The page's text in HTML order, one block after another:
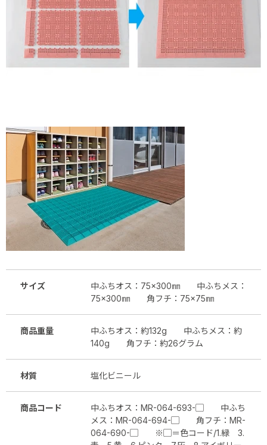
サイズ
中ふちオス：75×300㎜ 中ふちメス：
75×300㎜ 角フチ：75×75㎜
商品重量
中ふちオス：約132g 中ふちメス：約
140g 角フチ：約26グラム
材質 塩化ビニール
商品コード
中ふちオス：MR-064-693-▢ 中ふち
メス：MR-064-694-▢ 角フチ：MR-
064-690-▢ ※▢＝色コード/1.緑 3.